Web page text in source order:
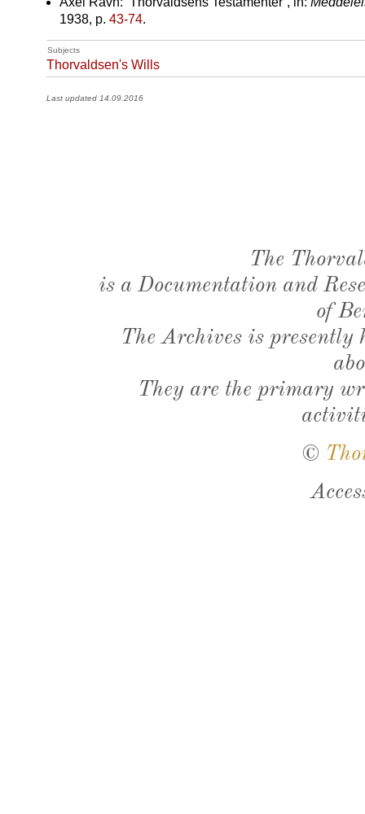
1938, p. 43-74.
Subjects
Thorvaldsen's Wills
Last updated 14.09.2016
The
is a Documentation and
of
The Archives is presently
They are the primary
©